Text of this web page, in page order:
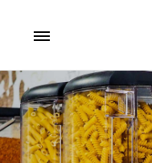
Aller au contenu principal